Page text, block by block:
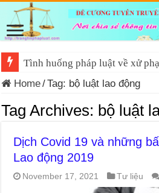
Tình huống pháp luật về xử
Home/Tag: bộ luật lao động
Tag Archives: bộ luật
Dịch Covid 19 và những
Lao động 2019
November 17, 2021 Tư liệu